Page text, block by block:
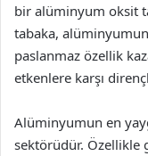
bir alüminyum oksit
tabaka,
paslanmaz özellik
etkenlere karşı
Alüminyumun en
sektörüdür. Özellikle